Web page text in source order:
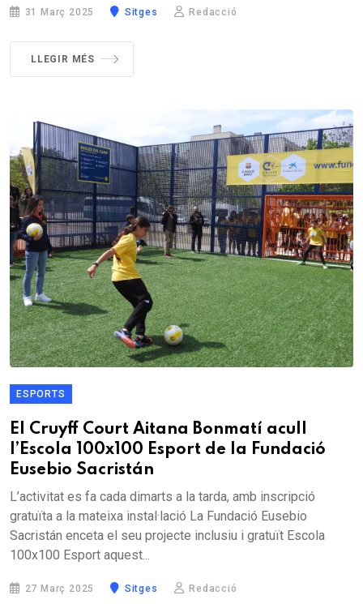
31 Març 2025 Sitges Redacció
LLEGIR MÉS
ESPORTS
El Cruyff Court Aitana Bonmatí acull
l’Escola 100x100 Esport de la Fundació
Eusebio Sacristán
L’activitat es fa cada dimarts a la tarda, amb inscripció
gratuïta a la mateixa instal·lació La Fundació Eusebio
Sacristán enceta el seu projecte inclusiu i gratuït Escola
100x100 Esport aquest...
27 Març 2025 Sitges Redacció